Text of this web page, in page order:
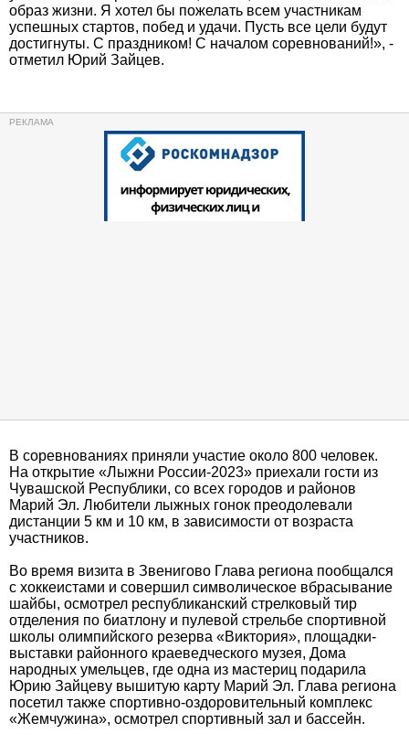
образ жизни. Я хотел бы пожелать всем участникам
успешных стартов, побед и удачи. Пусть все цели будут
достигнуты. С праздником! С началом соревнований!», -
отметил Юрий Зайцев.
В соревнованиях приняли участие около 800 человек.
На открытие «Лыжни России-2023» приехали гости из
Чувашской Республики, со всех городов и районов
Марий Эл. Любители лыжных гонок преодолевали
дистанции 5 км и 10 км, в зависимости от возраста
участников.
Во время визита в Звенигово Глава региона пообщался
с хоккеистами и совершил символическое вбрасывание
шайбы, осмотрел республиканский стрелковый тир
отделения по биатлону и пулевой стрельбе спортивной
школы олимпийского резерва «Виктория», площадки-
выставки районного краеведческого музея, Дома
народных умельцев, где одна из мастериц подарила
Юрию Зайцеву вышитую карту Марий Эл. Глава региона
посетил также спортивно-оздоровительный комплекс
«Жемчужина», осмотрел спортивный зал и бассейн.